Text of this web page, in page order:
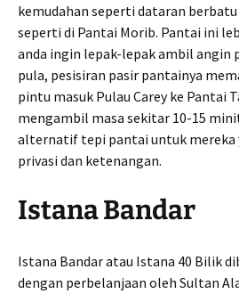
kemudahan seperti dataran
seperti di Pantai Morib. Pantai ini
anda ingin lepak-lepak ambil angin
pula, pesisiran pasir pantainya
pintu masuk Pulau Carey ke Pantai
mengambil masa sekitar 10-15
alternatif tepi pantai untuk mereka
privasi dan ketenangan.
Istana Bandar
Istana Bandar atau Istana 40 Bilik
dengan perbelanjaan oleh Sultan